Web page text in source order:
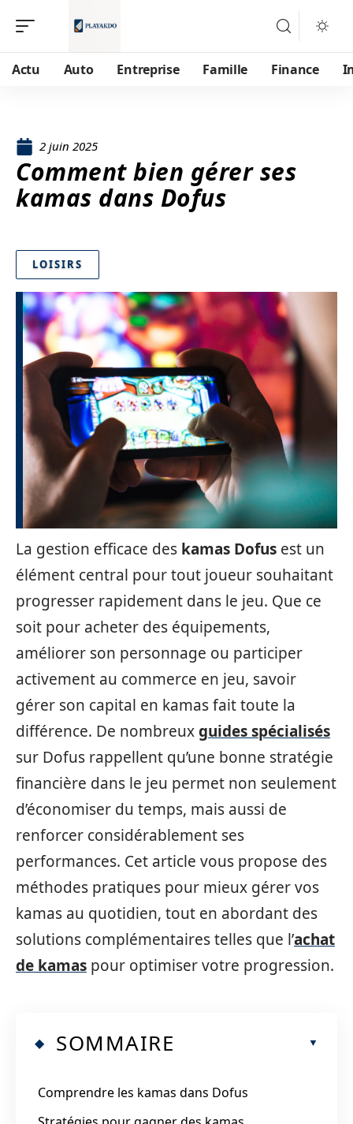
Actu Auto Entreprise Famille Finance
2 juin 2025
Comment bien gérer ses
kamas dans Dofus
LOISIRS
La gestion efficace des kamas Dofus est un
élément central pour tout joueur souhaitant
progresser rapidement dans le jeu. Que ce
soit pour acheter des équipements,
améliorer son personnage ou participer
activement au commerce en jeu, savoir
gérer son capital en kamas fait toute la
différence. De nombreuxguides spécialisés
sur Dofus rappellent qu’une bonne stratégie
financière dans le jeu permet non seulement
d’économiser du temps, mais aussi de
renforcer considérablement ses
performances. Cet article vous propose des
méthodes pratiques pour mieux gérer vos
kamas au quotidien, tout en abordant des
solutions complémentaires telles que l’achat
de kamas pour optimiser votre progression.
SOMMAIRE
Comprendre les kamas dans Dofus